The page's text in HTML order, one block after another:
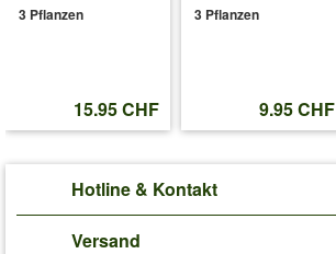
3 Pflanzen
15.95 CHF
3 Pflanzen
9.95 CHF
Hotline & Kontakt
Versand